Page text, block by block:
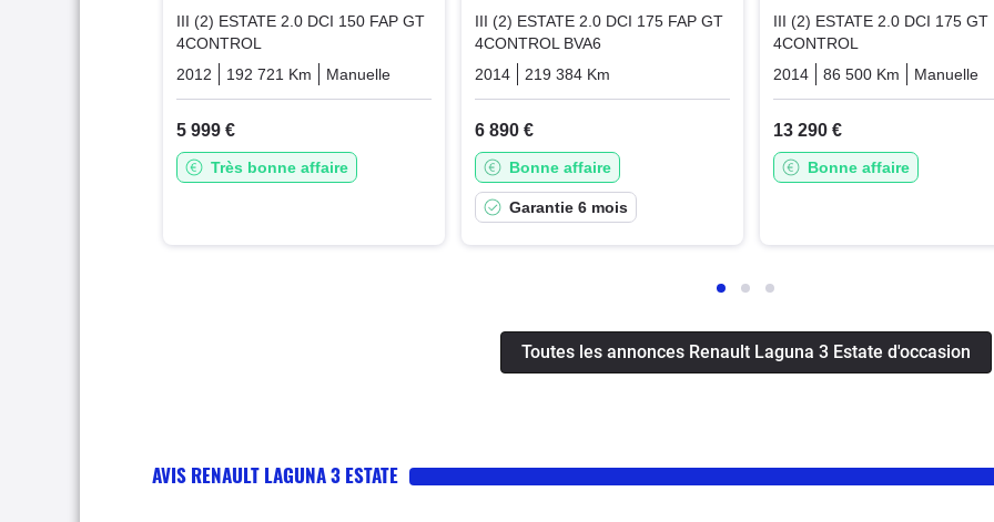
III (2) ESTATE 2.0 DCI 150 FAP GT
4CONTROL
2012
192 721 Km Manuelle
5 999 €
Très bonne affaire
III (2) ESTATE 2.0 DCI 175 FAP GT
4CONTROL BVA6
2014
219 384 Km
6 890 €
Bonne affaire
Garantie 6 mois
III (2) ESTATE 2.0 DCI 175 GT
4CONTROL
2014
86 500 Km Manuelle
13 290 €
Bonne affaire
Toutes les annonces Renault Laguna 3 Estate d'occasion
AVIS RENAULT LAGUNA 3 ESTATE